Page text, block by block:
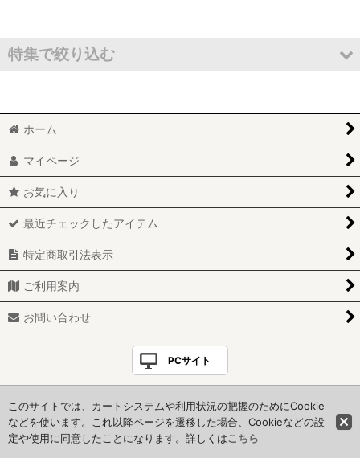
並び順:
特集で絞り込む
＊白＊
＊モノクロ＊
＊グレー&シルバー＊
＊ピンク＊
＊グリーン＊
＊ダークブラウン＊
さくら便り
クリスマス
ホーム
マイページ
お気に入り
最近チェックしたアイテム
特定商取引法表示
ご利用案内
お問い合わせ
PCサイト
Copyright(C)＊HoneyStyle＊. All Rights Reserved.
当サイトに掲載の全てのコンテンツは著作権法で保護されています
Powered byおちゃのこネット ネットショップ作成サービス
このサイトでは、カートシステムや利用状況の把握のためにCookie
などを使います。これ以降ページを遷移した場合、Cookieなどの設
定や使用に同意したことになります。詳しくはこちら